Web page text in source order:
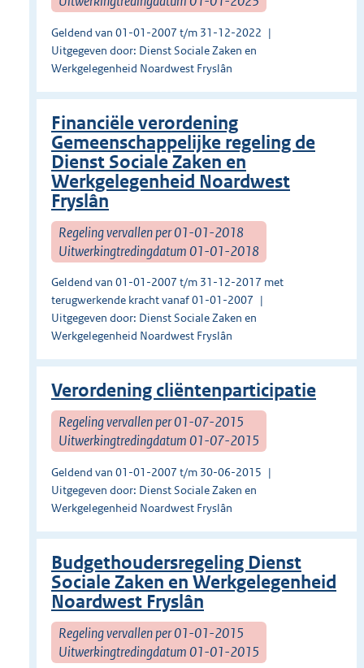
Geldend van 01-01-2007 t/m 31-12-2022
Uitgegeven door: Dienst Sociale Zaken en
Werkgelegenheid Noardwest Fryslân
Financiële verordening
Gemeenschappelijke regeling de
Dienst Sociale Zaken en
Werkgelegenheid Noardwest
Fryslân
Regeling vervallen per 01-01-2018
Uitwerkingtredingdatum 01-01-2018
Geldend van 01-01-2007 t/m 31-12-2017 met
terugwerkende kracht vanaf 01-01-2007
Uitgegeven door: Dienst Sociale Zaken en
Werkgelegenheid Noardwest Fryslân
Verordening cliëntenparticipatie
Regeling vervallen per 01-07-2015
Uitwerkingtredingdatum 01-07-2015
Geldend van 01-01-2007 t/m 30-06-2015
Uitgegeven door: Dienst Sociale Zaken en
Werkgelegenheid Noardwest Fryslân
Budgethoudersregeling Dienst
Sociale Zaken en Werkgelegenheid
Noardwest Fryslân
Regeling vervallen per 01-01-2015
Uitwerkingtredingdatum 01-01-2015